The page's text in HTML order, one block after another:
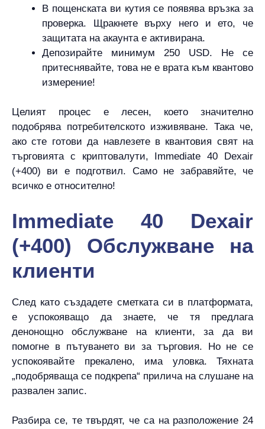
В пощенската ви кутия се появява връзка за
проверка. Щракнете върху него и ето, че
защитата на акаунта е активирана.
Депозирайте минимум 250 USD. Не се
притеснявайте, това не е врата към квантово
измерение!
Целият процес е лесен, което значително
подобрява потребителското изживяване. Така че,
ако сте готови да навлезете в квантовия свят на
търговията с криптовалути, Immediate 40 Dexair
(+400) ви е подготвил. Само не забравяйте, че
всичко е относително!
Immediate 40 Dexair
(+400) Обслужване на
клиенти
След като създадете сметката си в платформата,
е успокояващо да знаете, че тя предлага
денонощно обслужване на клиенти, за да ви
помогне в пътуването ви за търговия. Но не се
успокоявайте прекалено, има уловка. Тяхната
„подобряваща се подкрепа“ прилича на слушане на
развален запис.
Разбира се, те твърдят, че са на разположение 24